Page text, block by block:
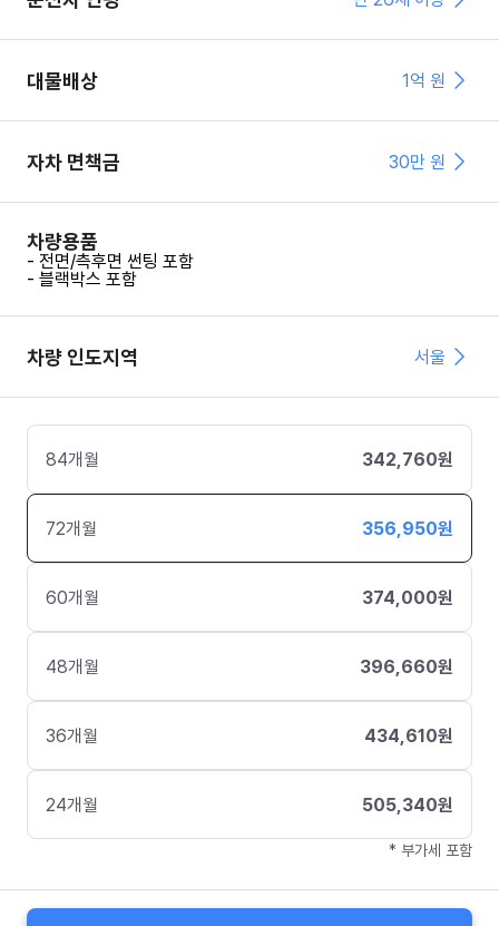
대물배상 1억 원
자차 면책금 30만 원
차량용품
- 전면/측후면 썬팅 포함
- 블랙박스 포함
차량 인도지역 서울
84개월 342,760원
72개월 356,950원
60개월 374,000원
48개월 396,660원
36개월 434,610원
24개월 505,340원
* 부가세 포함